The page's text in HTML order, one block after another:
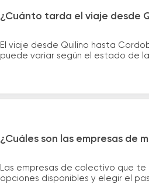
¿Cuánto tarda el viaje desde
El viaje desde Quilino hasta
puede variar según el estado de
¿Cuáles son las empresas de
Las empresas de colectivo que te
opciones disponibles y elegir el